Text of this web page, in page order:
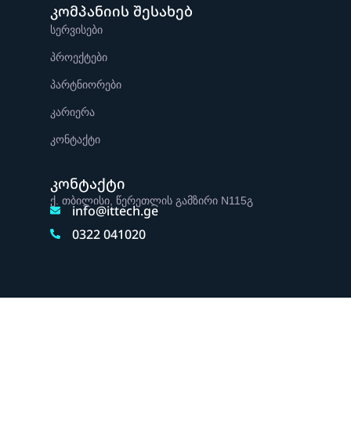
კომპანიის შესახებ
სერვისები
პროექტები
პარტნიორები
კარიერა
კონტაქტი
კონტაქტი
ქ. თბილისი, წერეთლის გამზირი N115გ
info@ittech.ge
0322 041020